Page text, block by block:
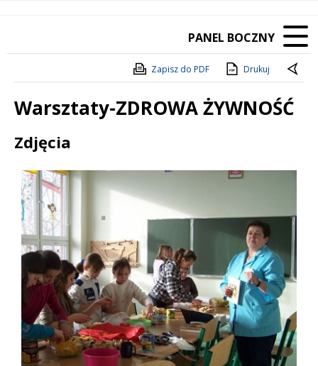
PANEL BOCZNY
Zapisz do PDF Drukuj
Warsztaty-ZDROWA ŻYWNOŚĆ
Treść
Zdjęcia